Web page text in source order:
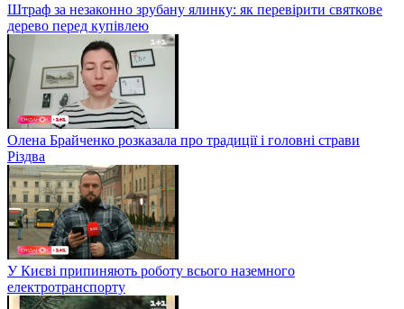
Штраф за незаконно зрубану ялинку: як перевірити святкове
дерево перед купівлею
Олена Брайченко розказала про традиції і головні страви
Різдва
У Києві припиняють роботу всього наземного
електротранспорту